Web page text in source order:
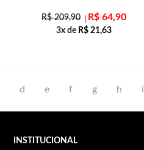
R$209,90 R$ 64,90
3x de R$ 21,63
d e f g h i
INSTITUCIONAL